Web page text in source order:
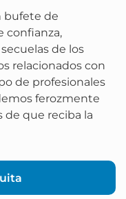
bufete de
confianza,
de los
relacionados con
de profesionales
ferozmente
de que reciba la